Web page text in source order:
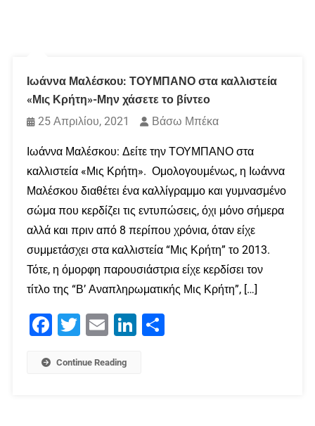
Ιωάννα Μαλέσκου: ΤΟΥΜΠΑΝΟ στα καλλιστεία
«Μις Κρήτη»-Μην χάσετε το βίντεο
25 Απριλίου, 2021
Βάσω Μπέκα
Ιωάννα Μαλέσκου: Δείτε την ΤΟΥΜΠΑΝΟ στα
καλλιστεία «Μις Κρήτη». Ομολογουμένως, η Ιωάννα
Μαλέσκου διαθέτει ένα καλλίγραμμο και γυμνασμένο
σώμα που κερδίζει τις εντυπώσεις, όχι μόνο σήμερα
αλλά και πριν από 8 περίπου χρόνια, όταν είχε
συμμετάσχει στα καλλιστεία “Μις Κρήτη” το 2013.
Τότε, η όμορφη παρουσιάστρια είχε κερδίσει τον
τίτλο της “Β’ Αναπληρωματικής Μις Κρήτη”, […]
Facebook
Twitter Email LinkedIn
Continue Reading